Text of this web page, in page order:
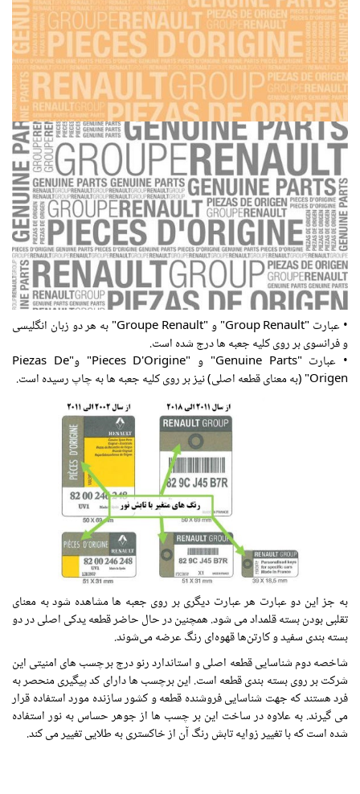
• عبارت "Group Renault" و "Groupe Renault" به هر دو زبان انگلیسی
و فرانسوی بر روی کلیه جعبه ها درج شده است.
• عبارت "Genuine Parts" و "Pieces D'Origine" و"Piezas De
Origen" (به معنای قطعه اصلی) نیز بر روی کلیه جعبه ها به چاپ رسیده است.
به جز این دو عبارت هر عبارت دیگری بر روی جعبه ها مشاهده شود به معنای
تقلبی بودن بسته قلمداد می شود. همچنین در حال حاضر قطعه یدکی اصلی در دو
بسته بندی سفید و کارتن‌ها قهوه‌ای رنگ عرضه می‌شوند.
شاخصه دوم شناسایی قطعه اصلی و استاندارد رنو درج برچسب های امنیتی این
شرکت بر روی بسته بندی قطعه است. این برچسب ها دارای کد پیگیری منحصر به
فرد هستند که جهت شناسایی فروشنده قطعه و کشور سازنده مورد استفاده قرار
می گیرند. به علاوه در ساخت این بر چسب ها از جوهر حساس به نور استفاده
شده است که با تغییر زوایه تابش رنگ آن از خاکستری به طلایی تغییر می کند.